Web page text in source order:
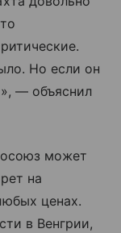
Но если он
— объяснил
может
на
ценах.
в Венгрии,